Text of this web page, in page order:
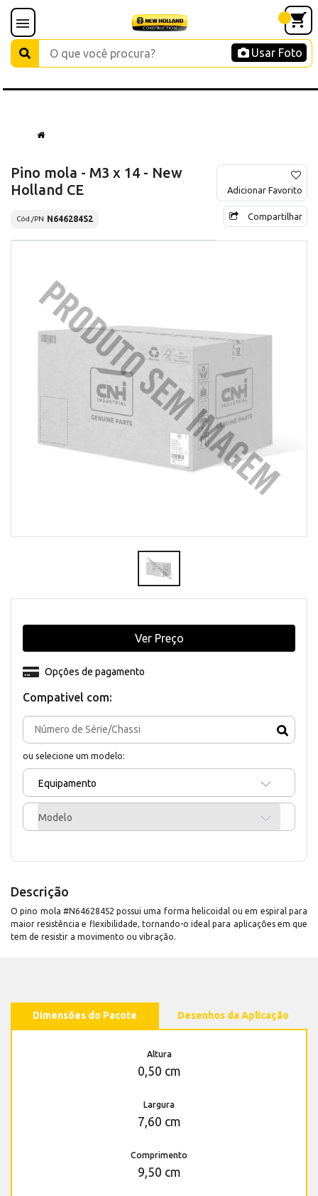
Usar Foto
Pino mola - M3 x 14 - New
Holland CE
Cód./PN N646284S2
Adicionar Favorito
Compartilhar
Compativel com:
ou selecione um modelo:
Equipamento
Modelo
Opções de pagamento
Ver Preço
Descrição
O pino mola #N646284S2 possui uma forma helicoidal ou em espiral para
maior resistência e flexibilidade, tornando-o ideal para aplicações em que
tem de resistir a movimento ou vibração.
Dimensões do Pacote Desenhos da Aplicação
Altura
0,50 cm
Largura
7,60 cm
Comprimento
9,50 cm